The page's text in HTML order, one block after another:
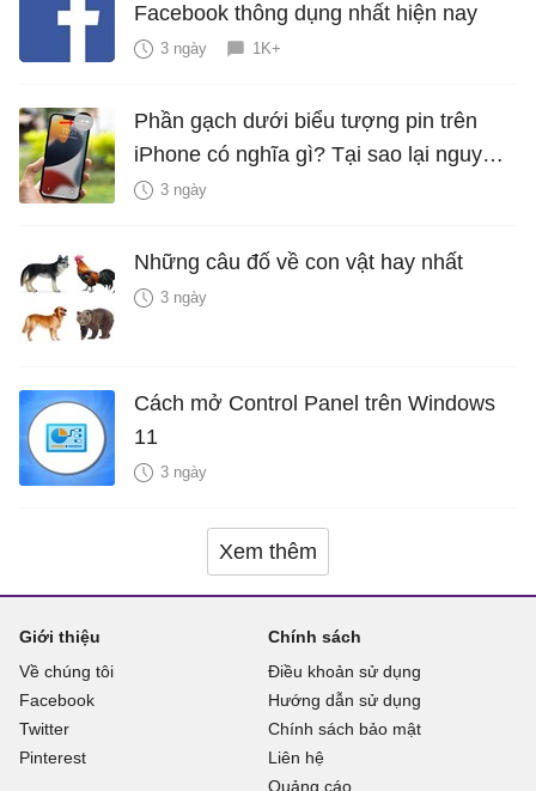
Facebook thông dụng nhất hiện nay
3 ngày 1K+
Phần gạch dưới biểu tượng pin trên
iPhone có nghĩa gì? Tại sao lại nguy
hiểm?
3 ngày
Những câu đố về con vật hay nhất
3 ngày
Cách mở Control Panel trên Windows
11
3 ngày
Xem thêm
Giới thiệu
Về chúng tôi
Facebook
Twitter
Pinterest
Chính sách
Điều khoản sử dụng
Hướng dẫn sử dụng
Chính sách bảo mật
Liên hệ
Quảng cáo